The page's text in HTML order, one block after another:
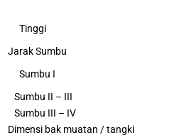
Tinggi
Jarak Sumbu
Sumbu I
Sumbu II – III
Sumbu III – IV
Dimensi bak muatan / tangki